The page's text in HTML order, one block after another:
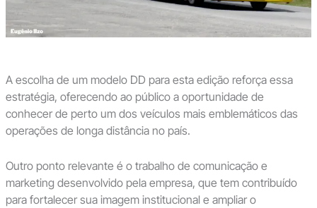
A escolha de um modelo DD para esta edição reforça essa
estratégia, oferecendo ao público a oportunidade de
conhecer de perto um dos veículos mais emblemáticos das
operações de longa distância no país.
Outro ponto relevante é o trabalho de comunicação e
marketing desenvolvido pela empresa, que tem contribuído
para fortalecer sua imagem institucional e ampliar o